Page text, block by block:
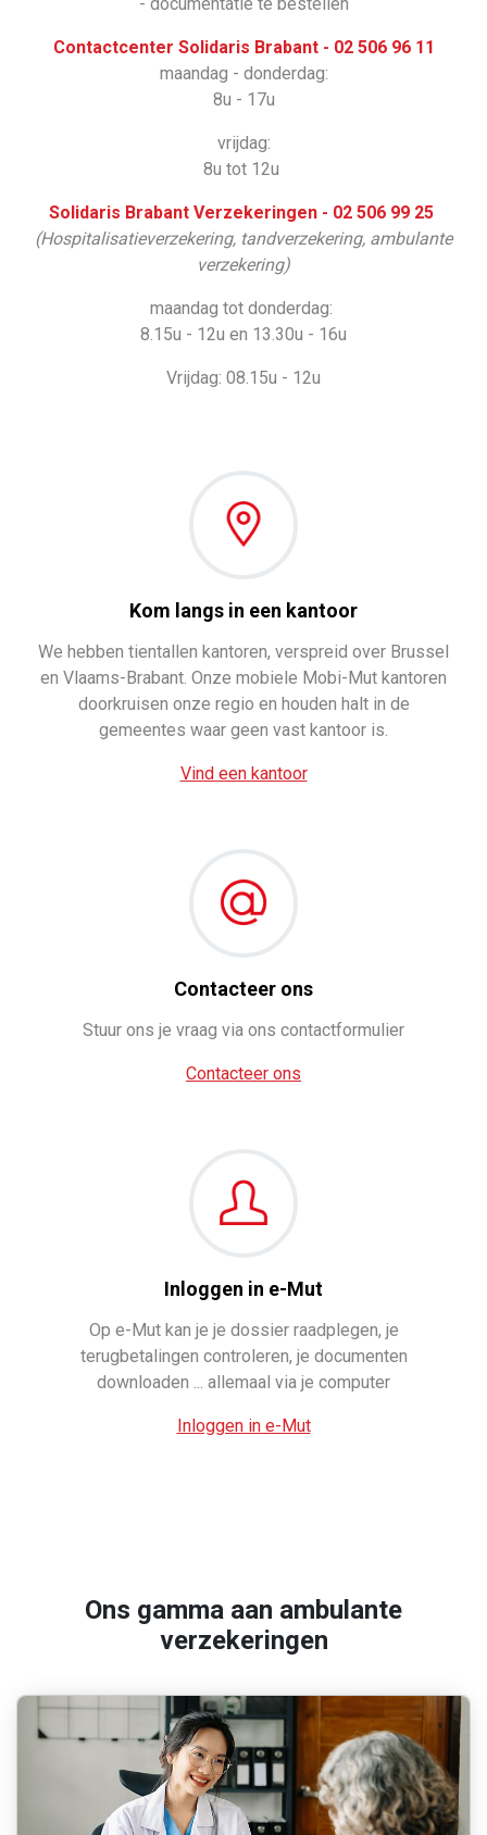
Contactcenter Solidaris Brabant - 02 506 96 11
maandag - donderdag:
8u - 17u
vrijdag:
8u tot 12u
Solidaris Brabant Verzekeringen - 02 506 99 25
(Hospitalisatieverzekering, tandverzekering, ambulante
verzekering)
maandag tot donderdag:
8.15u - 12u en 13.30u - 16u
Vrijdag: 08.15u - 12u
Kom langs in een kantoor
We hebben tientallen kantoren, verspreid over Brussel
en Vlaams-Brabant. Onze mobiele Mobi-Mut kantoren
doorkruisen onze regio en houden halt in de
gemeentes waar geen vast kantoor is.
Vind een kantoor
Contacteer ons
Stuur ons je vraag via ons contactformulier
Contacteer ons
Inloggen in e-Mut
Op e-Mut kan je je dossier raadplegen, je
terugbetalingen controleren, je documenten
downloaden ... allemaal via je computer
Inloggen in e-Mut
Ons gamma aan ambulante
verzekeringen